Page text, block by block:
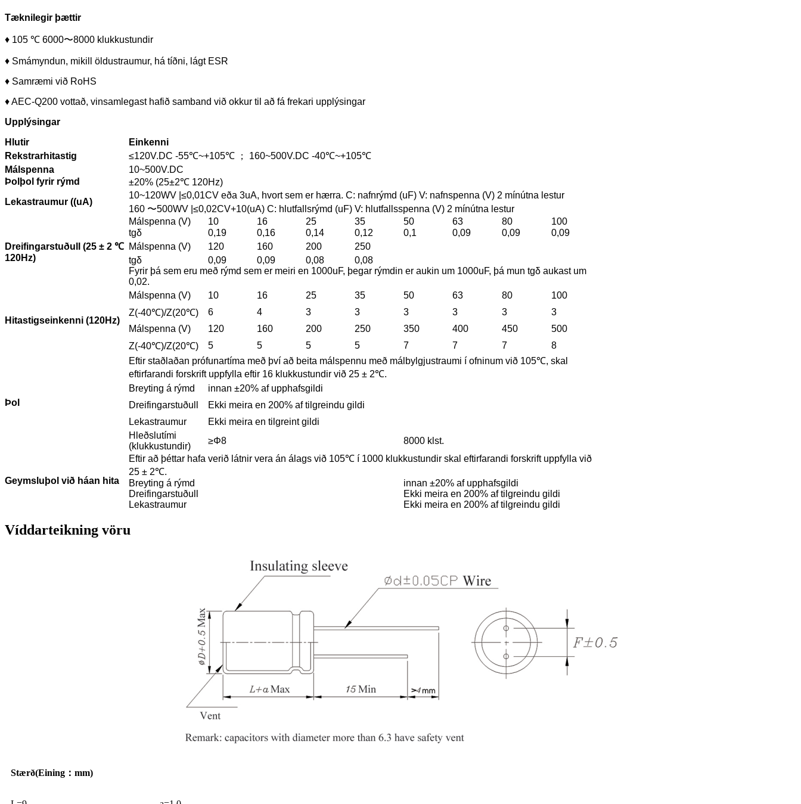
Tæknilegir þættir
♦ 105 ℃ 6000〜8000 klukkustundir
♦ Smámyndun, mikill öldustraumur, há tíðni, lágt ESR
♦ Samræmi við RoHS
♦ AEC-Q200 vottað, vinsamlegast hafið samband við okkur til að fá frekari upplýsingar
Upplýsingar
Hlutir
Einkenni
Rekstrarhitastig
≤120V.DC -55℃~+105℃ ； 160~500V.DC -40℃~+105℃
Málspenna
10~500V.DC
Þolþol fyrir rýmd
±20% (25±2℃ 120Hz)
Lekastraumur ((uA)
10~120WV |≤0,01CV eða 3uA, hvort sem er hærra. C: nafnrýmd (uF) V: nafnspenna (V) 2 mínútna lestur
160 〜500WV |≤0,02CV+10(uA) C: hlutfallsrýmd (uF) V: hlutfallsspenna (V) 2 mínútna lestur
Dreifingarstuðull (25 ± 2 ℃
120Hz)
Málspenna (V) 10 16 25 35 50 63 80
100
tgδ
0,19 0,16 0,14 0,12 0,1 0,09 0,09
0,09
Málspenna (V)
120 160 200
250
tgδ
0,09 0,09 0,08
0,08
Fyrir þá sem eru með rýmd sem er meiri en 1000uF, þegar rýmdin er aukin um 1000uF, þá mun tgδ aukast um
0,02.
Hitastigseinkenni (120Hz)
Málspenna (V) 10 16 25 35 50 63 80
100
Z(-40℃)/Z(20℃)
6 4 3 3 3 3 3
3
Málspenna (V)
120 160 200 250 350 400 450
500
Z(-40℃)/Z(20℃)
5 5 5 5 7 7 7 8
Þol
Eftir staðlaðan prófunartíma með því að beita málspennu með málbylgjustraumi í ofninum við 105℃, skal
eftirfarandi forskrift uppfylla eftir 16 klukkustundir við 25 ± 2℃.
Breyting á rýmd
innan ±20% af upphafsgildi
Dreifingarstuðull
Ekki meira en 200% af tilgreindu gildi
Lekastraumur
Ekki meira en tilgreint gildi
Hleðslutími
(klukkustundir)
≥Φ8 8000 klst.
Geymsluþol við háan hita
Eftir að þéttar hafa verið látnir vera án álags við 105℃ í 1000 klukkustundir skal eftirfarandi forskrift uppfylla við
25 ± 2℃.
Breyting á rýmd
innan ±20% af upphafsgildi
Dreifingarstuðull
Ekki meira en 200% af tilgreindu gildi
Lekastraumur
Ekki meira en 200% af tilgreindu gildi
Víddarteikning vöru
Stærð(Eining ： mm)